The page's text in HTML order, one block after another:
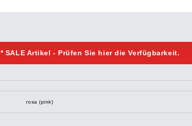
* SALE Artikel - Prüfen Sie hier die Verfügbarkeit.
rosa (pink)